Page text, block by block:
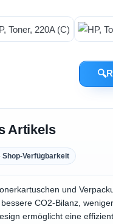
🔍
Artikels
Shop-Verfügbarkeit
und
CO2-Bilanz,
ermöglicht eine